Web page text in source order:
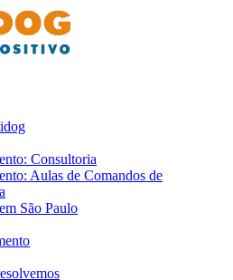
Consultoria
Aulas de Comandos de
São Paulo